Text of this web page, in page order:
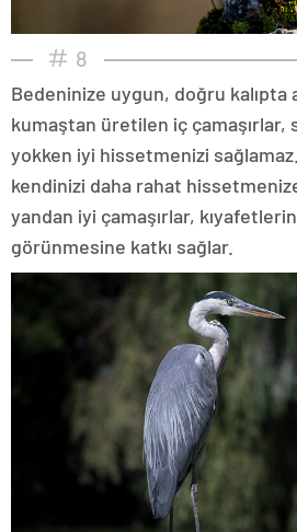
8
Bedeninize uygun, doğru kalıpta
kumaştan üretilen iç çamaşırlar,
yokken iyi hissetmenizi sağlamaz.
kendinizi daha rahat
yandan iyi çamaşırlar,
görünmesine katkı sağlar.